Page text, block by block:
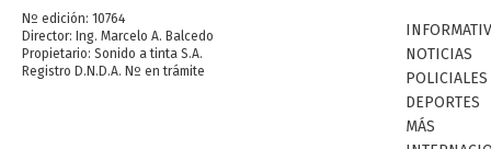
Nº edición: 10764
Director: Ing. Marcelo A. Balcedo
Propietario: Sonido a tinta S.A.
Registro D.N.D.A. Nº en trámite
NOTICIAS
POLICIALES
DEPORTES
MÁS